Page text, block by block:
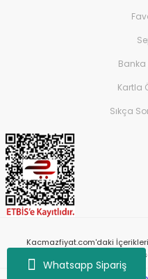
Whatsapp Sipariş
Banka
Kartla
Sıkça
Kacmazfiyat.com'daki
bilgileriniz 256bit SSL